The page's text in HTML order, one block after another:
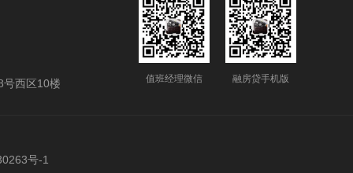
号西区10楼
值班经理微信 融房贷手机版
号-1